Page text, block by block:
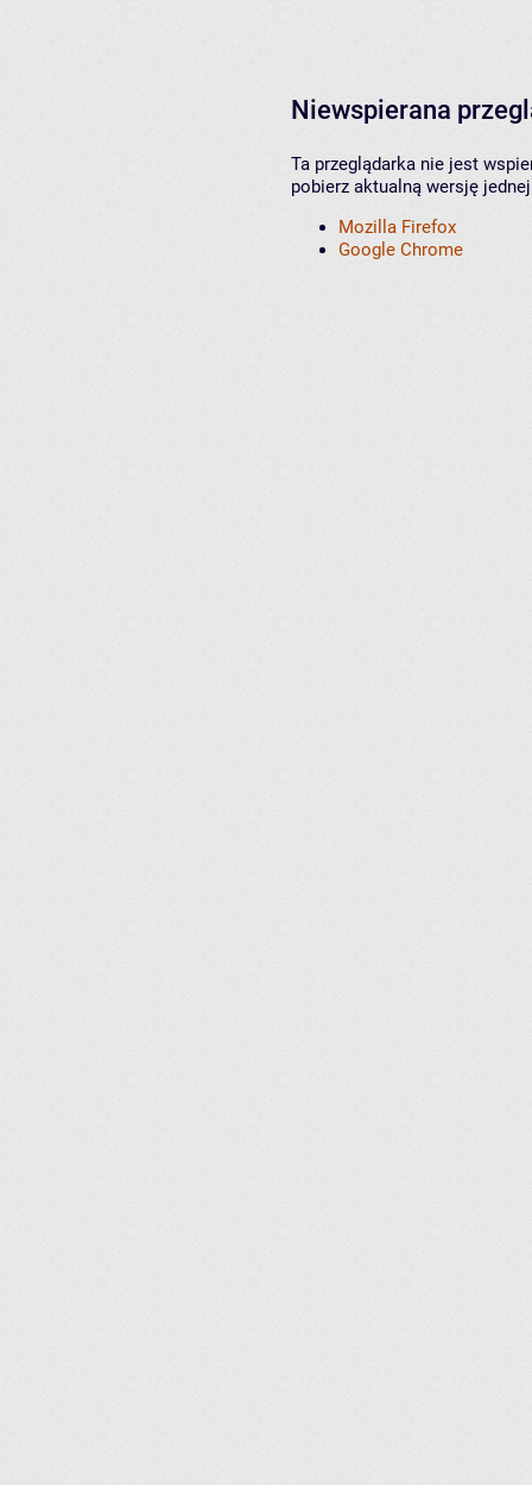
Niewspierana
Ta przeglądarka nie jest
pobierz aktualną wersję
Mozilla Firefox
Google Chrome